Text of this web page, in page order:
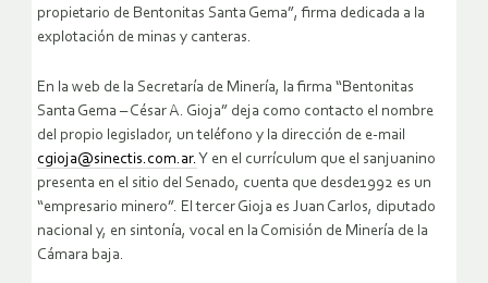
propietario de Bentonitas Santa Gema”, firma dedicada a la
explotación de minas y canteras.
En la web de la Secretaría de Minería, la firma “Bentonitas
Santa Gema – César A. Gioja” deja como contacto el nombre
del propio legislador, un teléfono y la dirección de e-mail
cgioja@sinectis.com.ar. Y en el currículum que el sanjuanino
presenta en el sitio del Senado, cuenta que desde1992 es un
“empresario minero”. El tercer Gioja es Juan Carlos, diputado
nacional y, en sintonía, vocal en la Comisión de Minería de la
Cámara baja.